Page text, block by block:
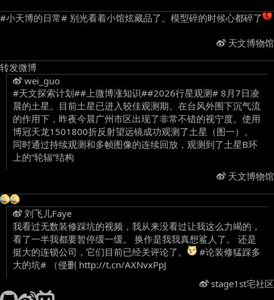
#小天博的日常# 别光看着小馆炫藏品了。模型碎的时候心都碎了
天文博物馆
转发微博
wei_guo
#天文探索计划##上微博涨知识##2026行星观测# 8月7日凌
晨的土星。目前土星已进入较佳观测期。在台风外围下沉气流
的作用下，昨夜今晨广州市区出现了非常不错的视宁度。使用
博冠天龙1501800折反射望远镜成功观测了土星（图一）。
同时通过持续观测和多帧图像的连续回放，观测到了土星B环
上的“轮辐”结构 ​
天文博物馆
刘飞儿Faye
我看过无数装修踩坑的视频，我从来没看过让我这么力竭的，
看了一半我都要暂停缓一缓。 换作是我我真想鲨人了。 还是
挺大的连锁公司，它们目前已经关评论了。
#论装修猛踩多
大的坑# （侵删 http://t.cn/AXNvxPpJ ​
stage1st宅社区